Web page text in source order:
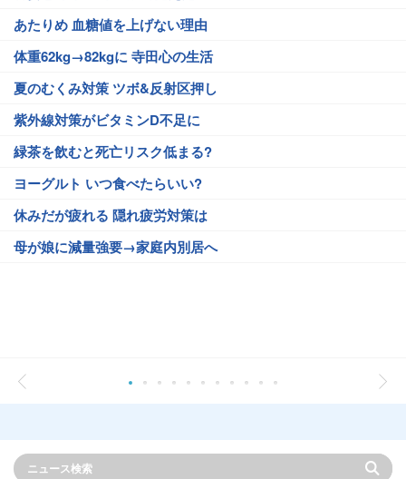
あたりめ 血糖値を上げない理由
体重62kg→82kgに 寺田心の生活
夏のむくみ対策 ツボ&反射区押し
紫外線対策がビタミンD不足に
緑茶を飲むと死亡リスク低まる?
ヨーグルト いつ食べたらいい?
休みだが疲れる 隠れ疲労対策は
母が娘に減量強要→家庭内別居へ